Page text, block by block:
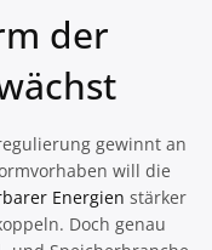
der
gewinnt an
will die
Energien stärker
Doch genau